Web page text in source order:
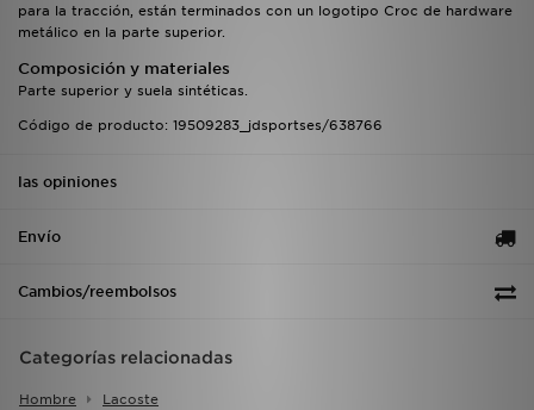
para la tracción, están terminados con un logotipo Croc de hardware
metálico en la parte superior.
Composición y materiales
Parte superior y suela sintéticas.
Código de producto: 19509283_jdsportses/638766
las opiniones
Envío
Cambios/reembolsos
Categorías relacionadas
Hombre Lacoste